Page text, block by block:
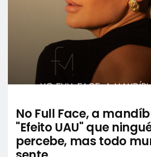
No Full Face, a
"Efeito UAU" que
percebe, mas todo